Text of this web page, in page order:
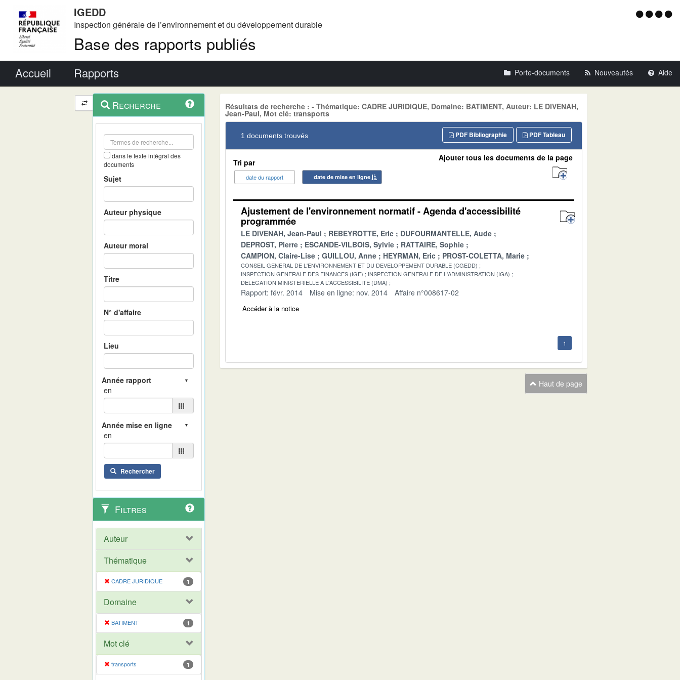
IGEDD
Inspection générale de l’environnement et du développement durable
Base des rapports publiés
Menu
Accueil Rapports Porte-documents Nouveautés Aide
Navigation
et
outils
contextuel
Recherche
dans le texte intégral des
documents
Sujet
Auteur physique
Auteur moral
Titre
N° d'affaire
Lieu
en
en
Rechercher
Filtres
Auteur
Thématique
CADRE JURIDIQUE 1
Domaine
BATIMENT 1
Mot clé
transports 1
Résultats de recherche : - Thématique: CADRE JURIDIQUE, Domaine: BATIMENT, Auteur: LE DIVENAH,
Jean-Paul, Mot clé: transports
1 documents trouvés PDF Tableau
PDF Bibliographie
Tri par
date du rapport date de mise en ligne
Ajouter tous les documents de la page
Ajustement de l'environnement normatif - Agenda d'accessibilité
programmée
LE DIVENAH, Jean-Paul REBEYROTTE, Eric
DUFOURMANTELLE, Aude
DEPROST, Pierre
ESCANDE-VILBOIS, Sylvie
RATTAIRE, Sophie
CAMPION, Claire-Lise
GUILLOU, Anne HEYRMAN, Eric PROST-COLETTA, Marie
CONSEIL GENERAL DE L'ENVIRONNEMENT ET DU DEVELOPPEMENT DURABLE (CGEDD)
INSPECTION GENERALE DES FINANCES (IGF)
INSPECTION GENERALE DE L'ADMINISTRATION (IGA)
DELEGATION MINISTERIELLE A L'ACCESSIBILITE (DMA)
Rapport: févr. 2014 Mise en ligne: nov. 2014 Affaire n°008617-02
Accéder à la notice
1
Haut de page